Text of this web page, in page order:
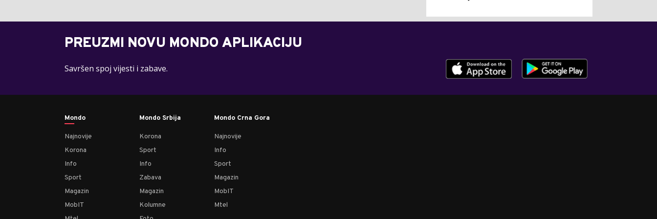
PREUZMI NOVU MONDO APLIKACIJU
Savršen spoj vijesti i zabave.
Mondo
Najnovije
Korona
Info
Sport
Magazin
MobIT
Mondo Srbija
Korona
Sport
Info
Zabava
Magazin
Kolumne
Mondo Crna Gora
Najnovije
Info
Sport
Magazin
MobIT
Mtel